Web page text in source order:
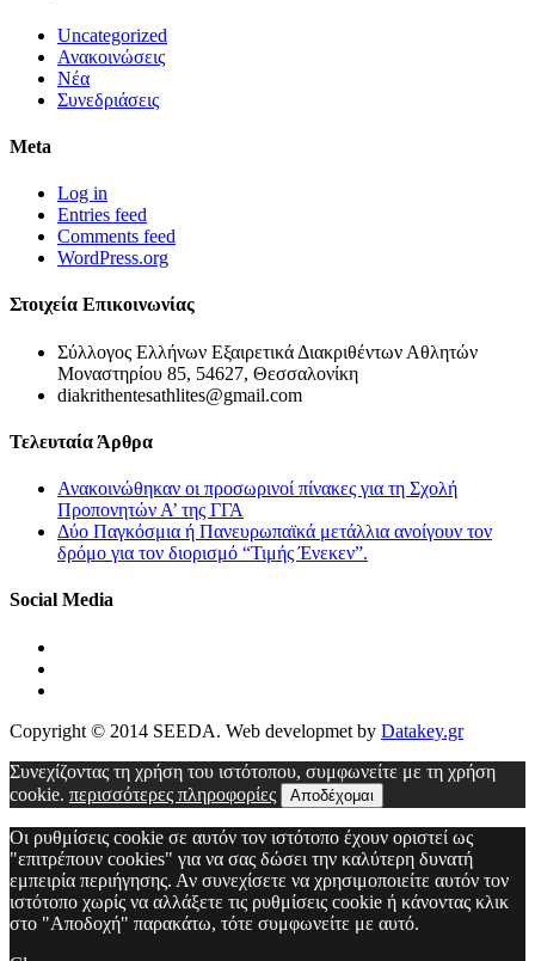
Uncategorized
Ανακοινώσεις
Νέα
Συνεδριάσεις
Meta
Log in
Entries feed
Comments feed
WordPress.org
Στοιχεία Επικοινωνίας
Σύλλογος Ελλήνων Εξαιρετικά Διακριθέντων Αθλητών
Μοναστηρίου 85, 54627, Θεσσαλονίκη
diakrithentesathlites@gmail.com
Τελευταία Άρθρα
Ανακοινώθηκαν οι προσωρινοί πίνακες για τη Σχολή
Προπονητών Α’ της ΓΓΑ
Δύο Παγκόσμια ή Πανευρωπαϊκά μετάλλια ανοίγουν τον
δρόμο για τον διορισμό “Τιμής Ένεκεν”.
Social Media
Copyright © 2014 SEEDA. Web developmet by Datakey.gr
Συνεχίζοντας τη χρήση του ιστότοπου, συμφωνείτε με τη χρήση
cookie. περισσότερες πληροφορίες Αποδέχομαι
Οι ρυθμίσεις cookie σε αυτόν τον ιστότοπο έχουν οριστεί ως
"επιτρέπουν cookies" για να σας δώσει την καλύτερη δυνατή
εμπειρία περιήγησης. Αν συνεχίσετε να χρησιμοποιείτε αυτόν τον
ιστότοπο χωρίς να αλλάξετε τις ρυθμίσεις cookie ή κάνοντας κλικ
στο "Αποδοχή" παρακάτω, τότε συμφωνείτε με αυτό.